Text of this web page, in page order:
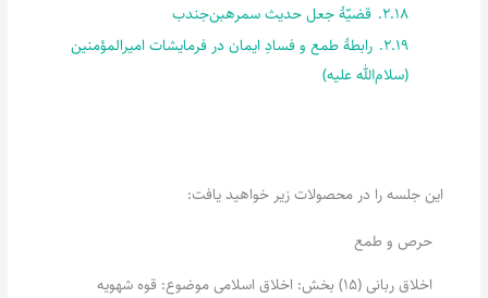
2.18. قضیّۀ جعل حدیث سمرهبن‌جندب
2.19. رابطۀ طمع و فسادِ ایمان در فرمایشات امیرالمؤمنین
(سلام‌الله علیه)
این جلسه را در محصولات زیر خواهید یافت:
حرص و طمع
اخلاق ربانی (15) بخش: اخلاق اسلامی موضوع: قوه شهویه